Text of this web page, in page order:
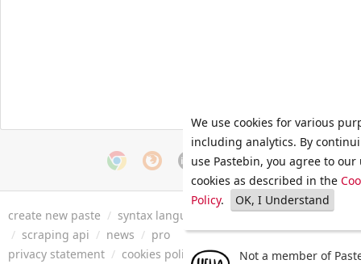
create new paste / syntax languages archive / faq / tools
/ scraping api / news / pro
privacy statement / cookies policy / terms of service/ security
We use cookies for various
including analytics. By
use Pastebin, you agree to our
cookies as described in the
Policy. OK, I Understand
Not a member of